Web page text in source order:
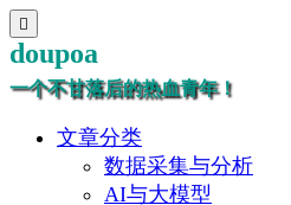

doupoa
一个不甘落后的热血青年！
文章分类
数据采集与分析
AI与大模型